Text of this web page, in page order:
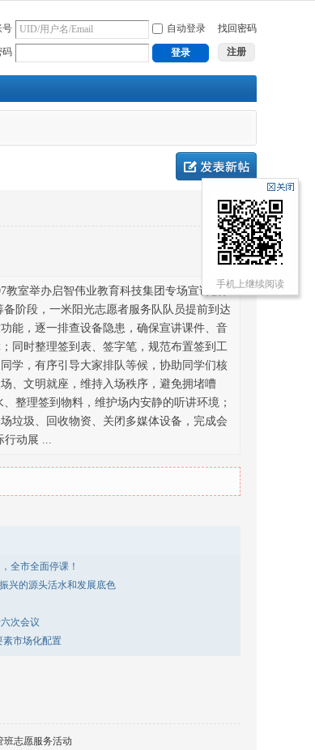
号 自动登录 找回密码
码 登录 注册
教室举办启智伟业教育科技集团专场宣讲会。
阶段，一米阳光志愿者服务队队员提前到达
能，逐一排查设备隐患，确保宣讲课件、音
同时整理签到表、签字笔，规范布置签到工
学，有序引导大家排队等候，协助同学们核
、文明就座，维持入场秩序，避免拥堵嘈
整理签到物料，维护场内安静的听讲环境；
垃圾、回收物资、关闭多媒体设备，完成会
行动展 ...
全市全面停课！
兴的源头活水和发展底色
次会议
素市场化配置
班志愿服务活动
手机上继续阅读